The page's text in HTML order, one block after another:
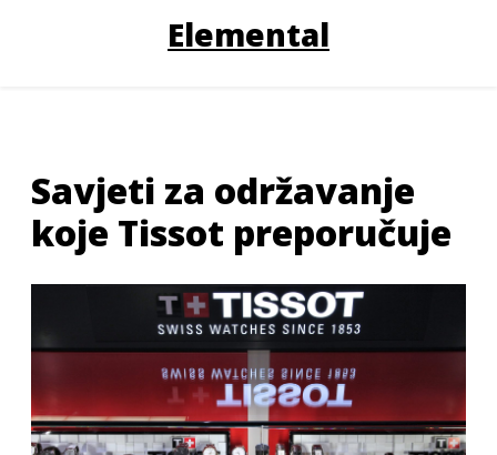
Elemental
Savjeti za održavanje
koje Tissot preporučuje